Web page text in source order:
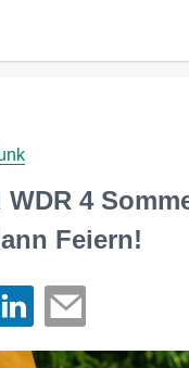
4
Feiern!